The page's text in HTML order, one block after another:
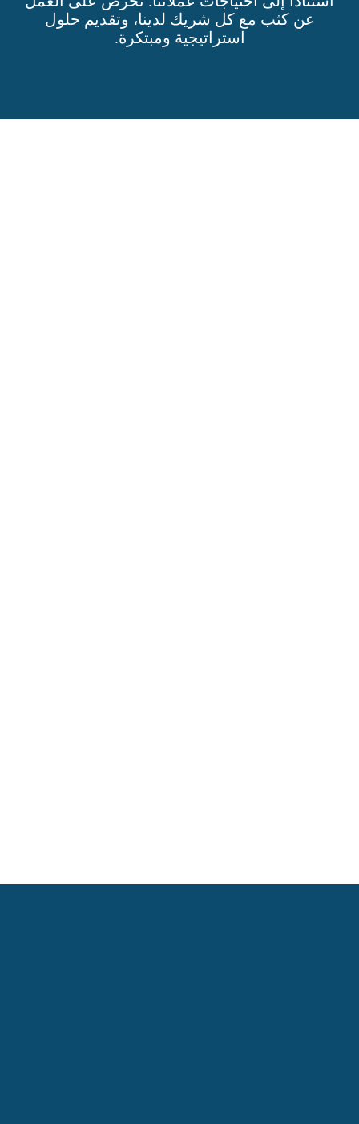
عن كثب مع كل شريك لدينا، وتقديم حلول
استراتيجية ومبتكرة.